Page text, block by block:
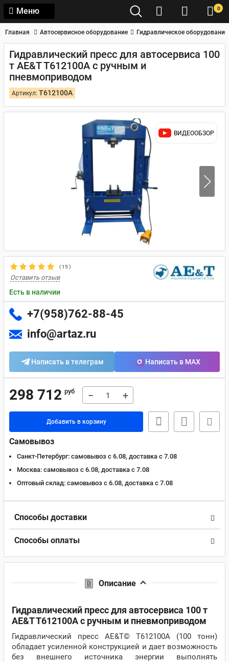
Меню 0
Главная Автосервисное оборудование Гидравлическое оборудование
Гидравлический пресс для автосервиса 100
т AE&T T612100A с ручным и
пневмоприводом
Артикул: T612100A
ВИДЕООБЗОР
(15)
Оставить отзыв
Есть в наличии
+7(958)762-88-45
info@artaz.ru
Написать в телеграм Написать в MAX
298 712 руб − +
Добавить в корзину
Самовывоз
Санкт-Петербург: самовывоз с 6.08, доставка c 7.08
Москва: самовывоз с 6.08, доставка c 7.08
Оптовый склад: самовывоз с 6.08, доставка c 7.08
Способы доставки
Способы оплаты
Описание
Гидравлический пресс для автосервиса 100 т
AE&T T612100A с ручным и пневмоприводом
Гидравлический пресс AE&T© T612100A (100 тонн)
обладает усиленной конструкцией и дает возможность
без внешнего источника энергии выполнять